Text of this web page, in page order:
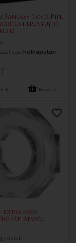
Fantasy Cock Pipe
és herenyújtó-
holnapután
Kosárba
- extra erős
(átlátszó)
darab